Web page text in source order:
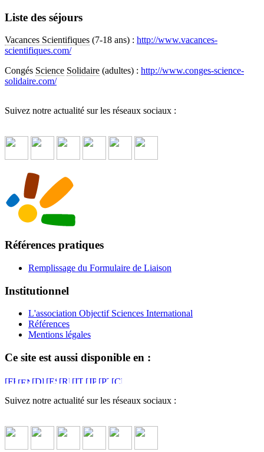
Liste des séjours
Vacances Scientifiques (7-18 ans) : http://www.vacances-
scientifiques.com/
Congés Science Solidaire (adultes) : http://www.conges-science-
solidaire.com/
Suivez notre actualité sur les réseaux sociaux :
Références pratiques
Remplissage du Formulaire de Liaison
Institutionnel
L'association Objectif Sciences International
Références
Mentions légales
Ce site est aussi disponible en :
Suivez notre actualité sur les réseaux sociaux :